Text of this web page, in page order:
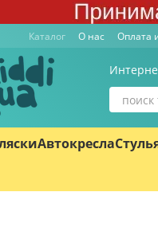
контенту
Каталог О нас Оплата
Автокресла